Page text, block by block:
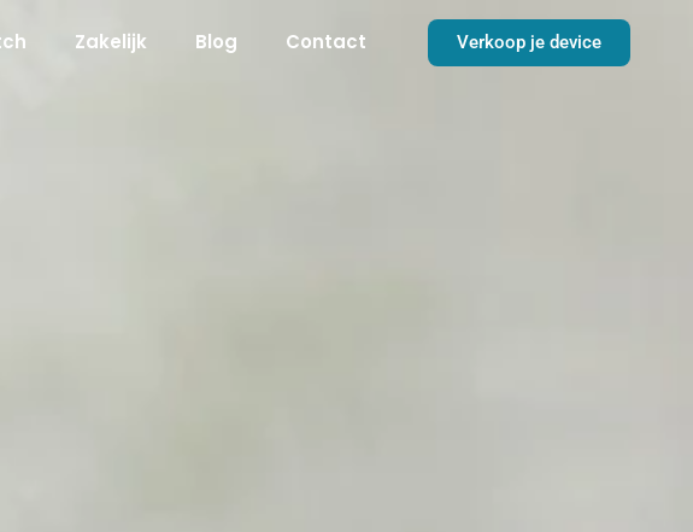
Zakelijk Blog Contact Verkoop je device